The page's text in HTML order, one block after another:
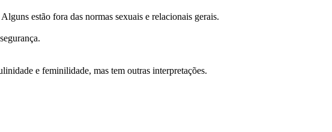
estão fora das normas sexuais e relacionais gerais.
e feminilidade, mas tem outras interpretações.